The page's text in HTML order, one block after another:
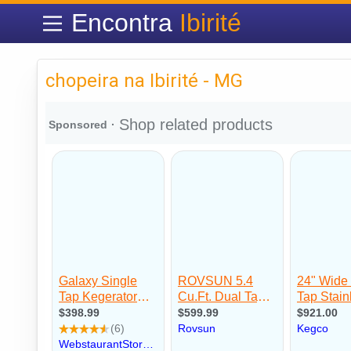
Encontra Ibirité
chopeira na Ibirité - MG